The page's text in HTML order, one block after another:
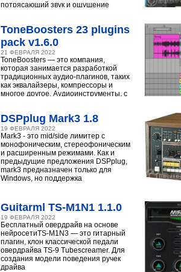
потрясающий звук и ощущение
ToneBoosters 23 plugins
pack v1.6.0
21 ФЕВРАЛЯ 2022
ToneBoosters — это компания,
которая занимается разработкой
традиционных аудио-плагинов, таких
как эквалайзеры, компрессоры и
многое другое. Аудиоинструменты, с
DSPplug Mark3 1.8
19 ФЕВРАЛЯ 2022
Mark3 - это mid/side лимитер с
монофоническим, стереофоническим
и расширенным режимами. Как и
предыдущие предложения DSPplug,
mark3 предназначен только для
Windows, но поддержка
Guitarml TS-M1N1 1.1.0
19 ФЕВРАЛЯ 2022
Бесплатный овердрайв на основе
нейросетиTS-M1N3 — это гитарный
плагин, клон классической педали
овердрайва TS-9 Tubescreamer. Для
создания модели поведения ручек
драйва